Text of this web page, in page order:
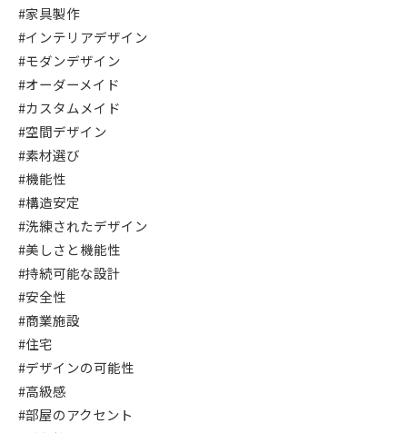
#家具製作
#インテリアデザイン
#モダンデザイン
#オーダーメイド
#カスタムメイド
#空間デザイン
#素材選び
#機能性
#構造安定
#洗練されたデザイン
#美しさと機能性
#持続可能な設計
#安全性
#商業施設
#住宅
#デザインの可能性
#高級感
#部屋のアクセント